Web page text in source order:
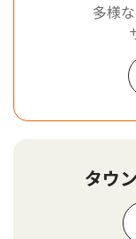
多様
タウ